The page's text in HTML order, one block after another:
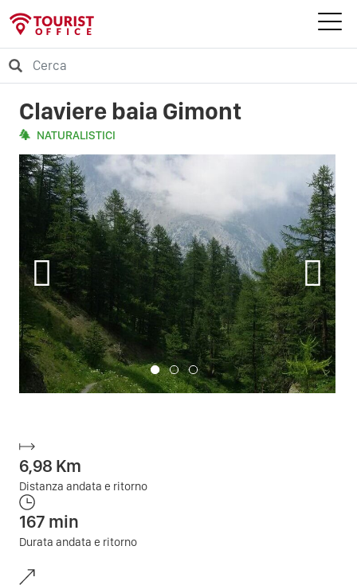
Claviere baia Gimont
NATURALISTICI
6,98 Km
Distanza andata e ritorno
167 min
Durata andata e ritorno